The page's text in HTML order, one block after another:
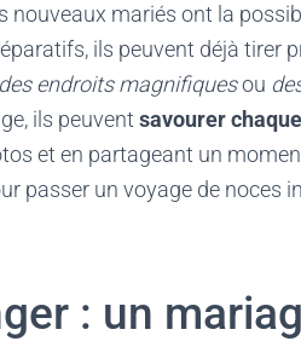
nouveaux mariés ont la
ils peuvent déjà tirer
endroits magnifiquesou
ils peuvent savourer
et en partageant un
passer un voyage de noces
: un